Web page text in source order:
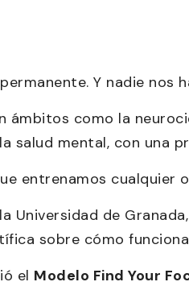
Y nadie nos
ámbitos como la
salud mental, con una
entrenamos cualquier
Universidad de
sobre cómo
el Modelo Find Your